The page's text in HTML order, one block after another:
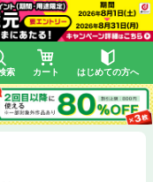
索 カート はじめての方へ